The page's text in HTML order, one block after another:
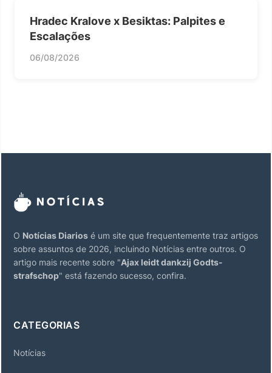
Hradec Kralove x Besiktas: Palpites e
Escalações
06/08/2026
O Notícias Diarios é um site que frequentemente traz artigos
sobre assuntos de 2026, incluindo Notícias entre outros. O
artigo mais recente sobre "Ajax leidt dankzij Godts-
strafschop" está fazendo sucesso, confira.
CATEGORIAS
Notícias